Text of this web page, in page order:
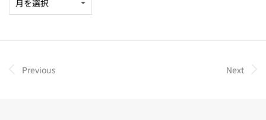
Previous Next